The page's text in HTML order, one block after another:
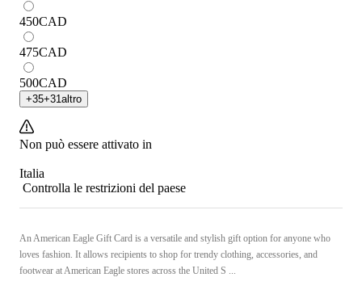
450CAD
475CAD
500CAD
+35+31 altro
Non può essere attivato in
Italia
Controlla le restrizioni del paese
An American Eagle Gift Card is a versatile and stylish gift option for anyone who
loves fashion. It allows recipients to shop for trendy clothing, accessories, and
footwear at American Eagle stores across the United S ...